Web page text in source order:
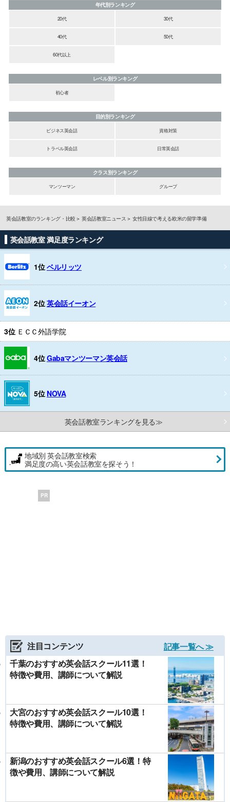
年代別ランキング
20代
30代
40代 50代
60代以上
レベル別ランキング
初心者
目的別ランキング
ビジネス英会話
資格対策
トラベル英会話 日常英会話
クラス別ランキング
マンツーマン
グループ
英会話教室のランキング・比較 英会話教室ニュース 女性目線で考える欧米の留学準備
英会話教室 満足度ランキング
1位ベルリッツ
2位英会話イーオン
3位 ＥＣＣ外語学院
4位Gabaマンツーマン英会話
5位 NOVA
英会話教室ランキングを見る≫
地域別 英会話教室検索
満足度の高い英会話教室を探そう！
PR
注目コンテンツ
記事一覧へ ≫
千葉のおすすめ英会話スクール11選！
特徴や費用、講師について解説
大宮のおすすめ英会話スクール10選！
特徴や費用、講師について解説
新潟のおすすめ英会話スクール6選！特
徴や費用、講師について解説